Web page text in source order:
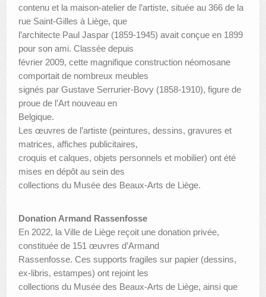
contenu et la maison-atelier de l’artiste, située au 366 de la
rue Saint-Gilles à Liège, que
l’architecte Paul Jaspar (1859-1945) avait conçue en 1899
pour son ami. Classée depuis
février 2009, cette magnifique construction néomosane
comportait de nombreux meubles
signés par Gustave Serrurier-Bovy (1858-1910), figure de
proue de l’Art nouveau en
Belgique.
Les œuvres de l’artiste (peintures, dessins, gravures et
matrices, affiches publicitaires,
croquis et calques, objets personnels et mobilier) ont été
mises en dépôt au sein des
collections du Musée des Beaux-Arts de Liège.
Donation Armand Rassenfosse
En 2022, la Ville de Liège reçoit une donation privée,
constituée de 151 œuvres d’Armand
Rassenfosse. Ces supports fragiles sur papier (dessins,
ex-libris, estampes) ont rejoint les
collections du Musée des Beaux-Arts de Liège, ainsi que